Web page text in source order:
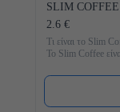
SLIM
2.6 €
Τι είναι το Slim
Το Slim Coffee
ζάχαρη. Γνώριζες
γάλα περιέχει
θερμίδες ανά 100